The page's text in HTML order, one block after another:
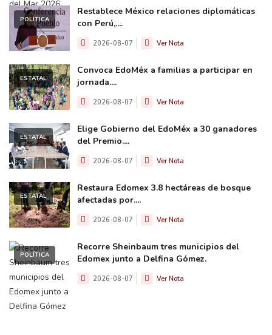
POLÍTICA
Restablece México relaciones diplomáticas
con Perú,....
2026-08-07 Ver Nota
ESTATAL
Convoca EdoMéx a familias a participar en
jornada....
2026-08-07 Ver Nota
ESTATAL
Elige Gobierno del EdoMéx a 30 ganadores
del Premio....
2026-08-07 Ver Nota
ESTATAL
Restaura Edomex 3.8 hectáreas de bosque
afectadas por....
2026-08-07 Ver Nota
POLÍTICA
Recorre Sheinbaum tres municipios del
Edomex junto a Delfina Gómez.
2026-08-07 Ver Nota